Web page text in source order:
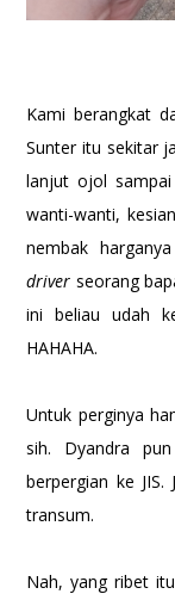
Kami berangkat
Sunter itu sekitar
lanjut ojol sampai
wanti-wanti,
nembak
driver seorang
ini beliau udah
HAHAHA.
Untuk perginya
sih. Dyandra
berpergian ke
transum.
Nah, yang ribet